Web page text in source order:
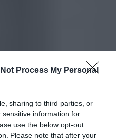
Process My Personal
sharing to third parties, or
information for
use the below opt-out
Please note that after your